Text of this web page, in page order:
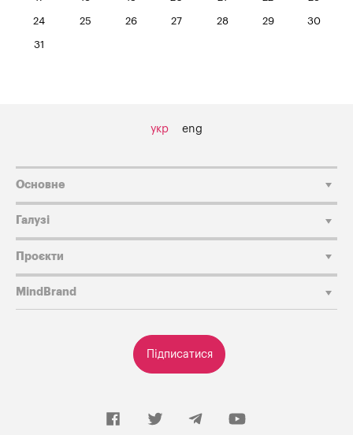
24 25 26 27 28 29 30
31
укр eng
Підписатися
Основне
Галузі
Проєкти
MindBrand